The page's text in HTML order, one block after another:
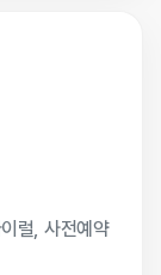
럴, 사전예약